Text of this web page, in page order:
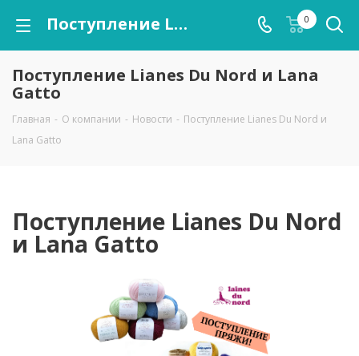
Поступление Lianes Du Nord и Lana Gatto 0
Поступление Lianes Du Nord и Lana
Gatto
Главная - О компании - Новости - Поступление Lianes Du Nord и
Lana Gatto
Поступление Lianes Du Nord
и Lana Gatto